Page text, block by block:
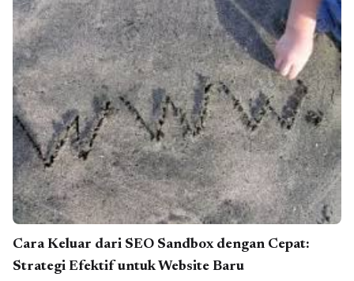
Cara Keluar dari SEO Sandbox dengan Cepat:
Strategi Efektif untuk Website Baru